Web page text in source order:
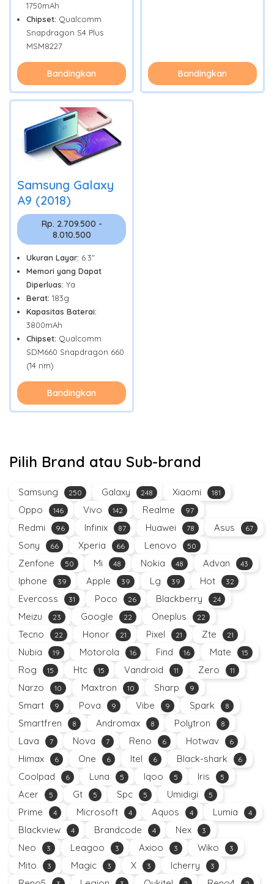
1750mAh
Chipset: Qualcomm
Snapdragon S4 Plus
MSM8227
Bandingkan Bandingkan
Samsung Galaxy
A9 (2018)
Rp. 2.709.500 -
8.010.500
Ukuran Layar: 6.3"
Memori yang Dapat
Diperluas: Ya
Berat: 183g
Kapasitas Baterai:
3800mAh
Chipset: Qualcomm
SDM660 Snapdragon 660
(14 nm)
Bandingkan
Pilih Brand atau Sub-brand
Samsung 250 Galaxy 248 Xiaomi 181
Oppo 146 Vivo 142 Realme 97
Redmi 96 Infinix 87 Huawei 78 Asus 67
Sony 66 Xperia 66 Lenovo 50
Zenfone 50 Mi 48 Nokia 48 Advan 43
Iphone 39 Apple 39 Lg 39 Hot 32
Evercoss 31 Poco 26 Blackberry 24
Meizu 23 Google 22 Oneplus 22
Tecno 22 Honor 21 Pixel 21 Zte 21
Nubia 19 Motorola 16 Find 16 Mate 15
Rog 15 Htc 15 Vandroid 11 Zero 11
Narzo 10 Maxtron 10 Sharp 9
Smart 9 Pova 9 Vibe 9 Spark 8
Smartfren 8 Andromax 8 Polytron 8
Lava 7 Nova 7 Reno 6 Hotwav 6
Himax 6 One 6 Itel 6 Black-shark 6
Coolpad 6 Luna 5 Iqoo 5 Iris 5
Acer 5 Gt 5 Spc 5 Umidigi 5
Prime 4 Microsoft 4 Aquos 4 Lumia 4
Blackview 4 Brandcode 4 Nex 3
Neo 3 Leagoo 3 Axioo 3 Wiko 3
Mito 3 Magic 3 X 3 Icherry 3